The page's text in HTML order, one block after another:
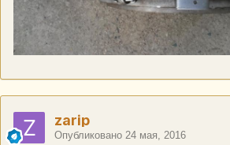
zarip
Опубликовано 24 мая, 2016